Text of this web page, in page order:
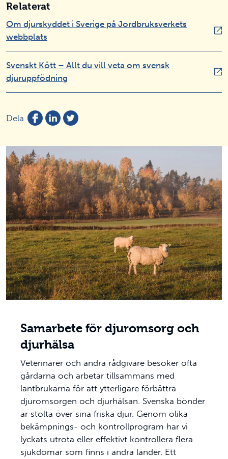
Relaterat
Om djurskyddet i Sverige på Jordbruksverkets
webbplats
Svenskt Kött – Allt du vill veta om svensk
djuruppfödning
Dela
Samarbete för djuromsorg och
djurhälsa
Veterinärer och andra rådgivare besöker ofta
gårdarna och arbetar tillsammans med
lantbrukarna för att ytterligare förbättra
djuromsorgen och djurhälsan. Svenska bönder
är stolta över sina friska djur. Genom olika
bekämpnings- och kontrollprogram har vi
lyckats utrota eller effektivt kontrollera flera
sjukdomar som finns i andra länder. Ett